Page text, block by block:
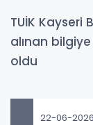
TUİK Kayseri
alınan
oldu
22-06-